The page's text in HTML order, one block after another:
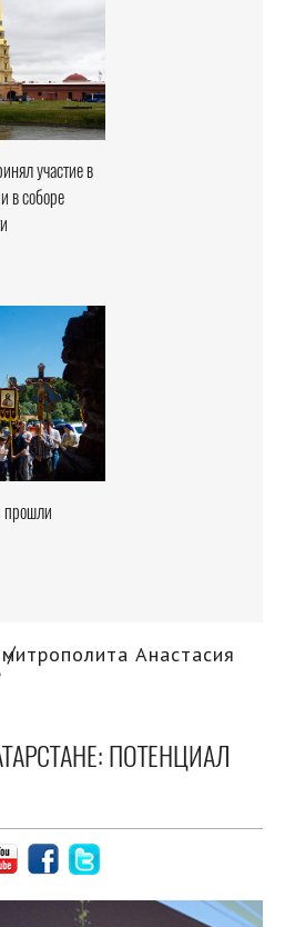
участие в
в соборе
прошли
Анастасия
ПОТЕНЦИАЛ